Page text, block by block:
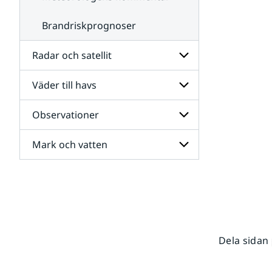
Brandriskprognoser
Radar och satellit
Undersidor
för
Radar
och
satellit
Väder till havs
Undersidor
för
Väder
till
havs
Observationer
Undersidor
för
Mark och vatten
Dela sidan